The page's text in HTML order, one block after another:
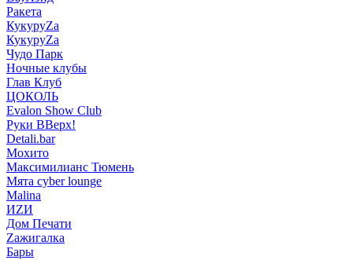
Ракета
КукуруZа
КукуруZа
Чудо Парк
Ночные клубы
Глав Клуб
ЦОКОЛЬ
Evalon Show Club
Руки ВВерх!
Detali.bar
Мохито
Максимилианс Тюмень
Мята cyber lounge
Malina
ИZИ
Дом Печати
Zажигалка
Бары